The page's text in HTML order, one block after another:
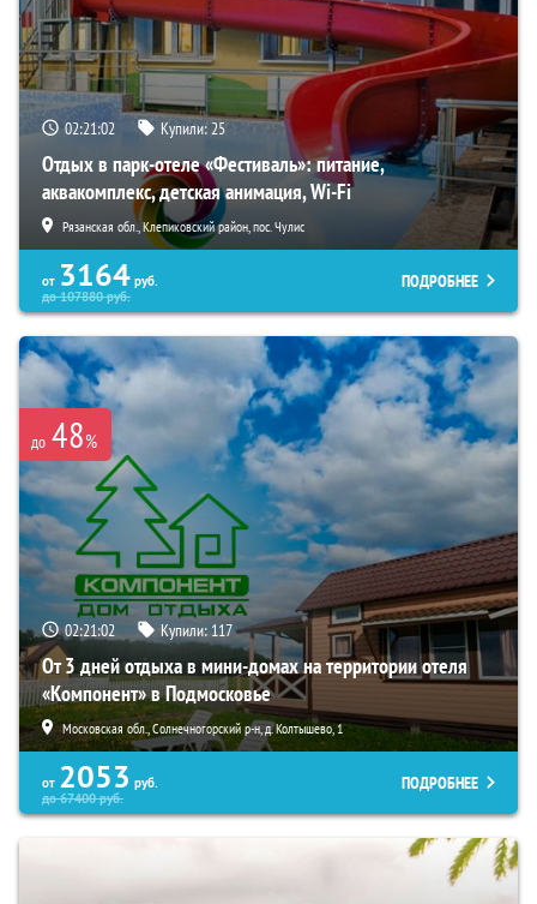
02:21:01 Купили:25
Отдых в парк-отеле «Фестиваль»: питание,
аквакомплекс, детская анимация, Wi-Fi
Рязанская обл., Клепиковский район, пос. Чулис
от 3164 руб.
до107880руб.
ПОДРОБНЕЕ
до 48%
02:21:01 Купили: 117
От 3 дней отдыха в мини-домах на территории отеля
«Компонент» в Подмосковье
Московская обл., Солнечногорский р-н, д. Колтышево, 1
от 2053 руб.
до67400руб.
ПОДРОБНЕЕ